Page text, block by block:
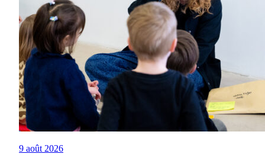
9 août 2026